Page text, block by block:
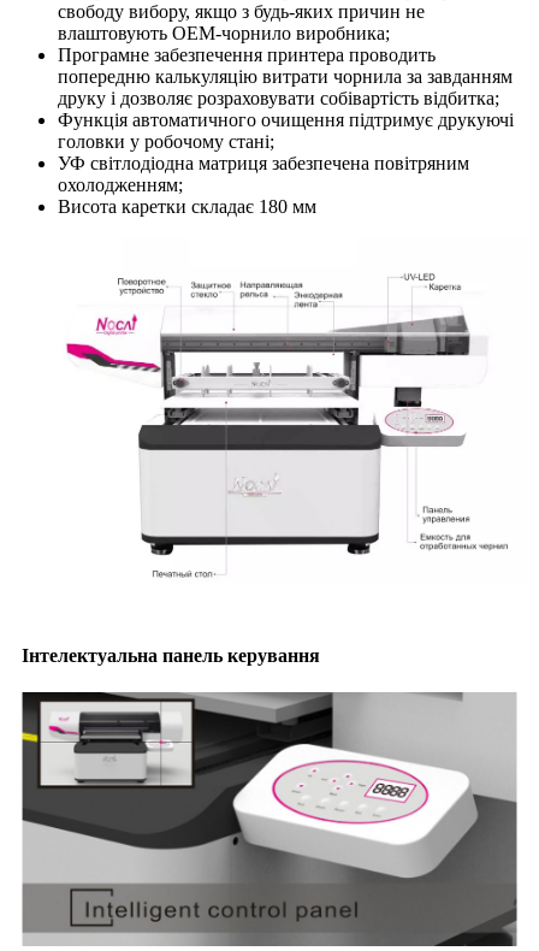
свободу вибору, якщо з будь-яких причин не
влаштовують OEM-чорнило виробника;
Програмне забезпечення принтера проводить
попередню калькуляцію витрати чорнила за завданням
друку і дозволяє розраховувати собівартість відбитка;
Функція автоматичного очищення підтримує друкуючі
головки у робочому стані;
УФ світлодіодна матриця забезпечена повітряним
охолодженням;
Висота каретки складає 180 мм
Інтелектуальна панель керування